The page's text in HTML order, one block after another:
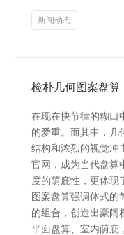
新闻动态
检朴几何图案盘
在现在快节律的糊口
的爱重。而其中，几
结构和浓烈的视觉冲
官网，成为当代盘算
度的荫庇性，更体现
图案盘算强调体式的
的组合，创造出豪阔
平面盘算、室内荫庇